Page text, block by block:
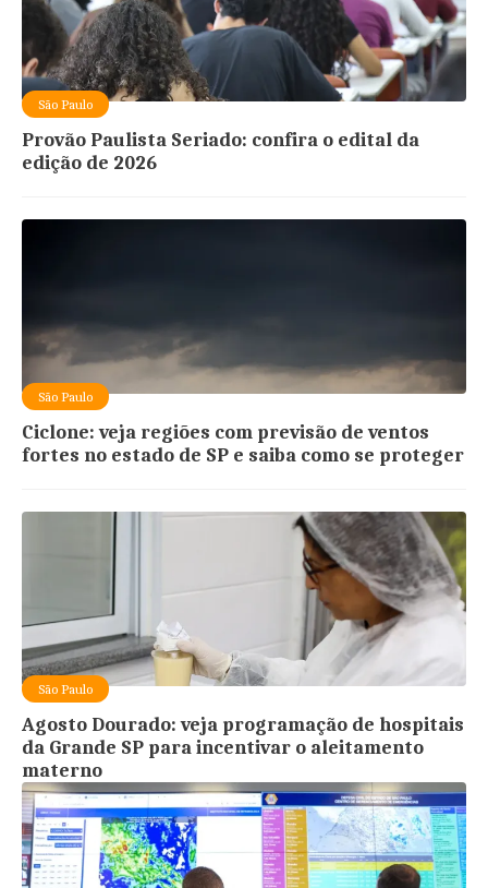
São Paulo
Provão Paulista Seriado: confira o edital da
edição de 2026
São Paulo
Ciclone: veja regiões com previsão de ventos
fortes no estado de SP e saiba como se proteger
São Paulo
Agosto Dourado: veja programação de hospitais
da Grande SP para incentivar o aleitamento
materno